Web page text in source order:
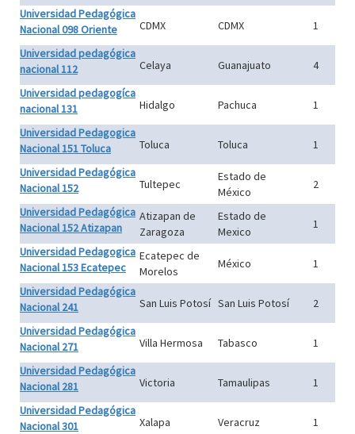
Universidad Pedagógica
Nacional 098 Oriente
CDMX CDMX
1
Universidad pedagógica
nacional 112
Celaya Guanajuato
4
Universidad pedagogíca
nacional 131
Hidalgo Pachuca
1
Universidad Pedagogica
Nacional 151 Toluca
Toluca Toluca
1
Universidad Pedagógica
Nacional 152
Tultepec
Estado de
México
2
Universidad Pedagógica
Nacional 152 Atizapan
Atizapan de
Zaragoza
Estado de
Mexico
1
Universidad Pedagogica
Nacional 153 Ecatepec
Ecatepec de
Morelos
México
1
Universidad Pedagógica
Nacional 241
San Luis Potosí San Luis Potosí
2
Universidad Pedagógica
Nacional 271
Villa Hermosa Tabasco
1
Universidad Pedagógica
Nacional 281
Victoria Tamaulipas
1
Universidad Pedagógica
Nacional 301
Xalapa Veracruz
1